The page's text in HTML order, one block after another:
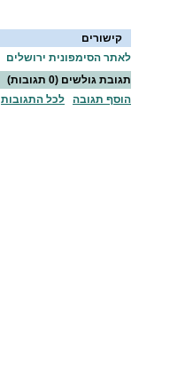
קישורים
לאתר הסימפונית ירושלים
תגובת גולשים (0 תגובות)
הוסף תגובה
לכל התגובות